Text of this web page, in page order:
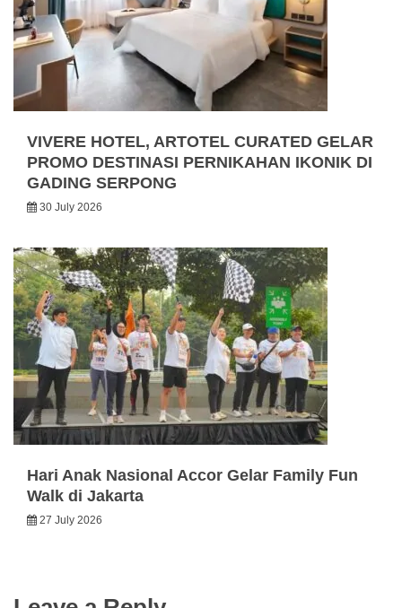
VIVERE HOTEL, ARTOTEL CURATED GELAR
PROMO DESTINASI PERNIKAHAN IKONIK DI
GADING SERPONG
30 July 2026
Hari Anak Nasional Accor Gelar Family Fun
Walk di Jakarta
27 July 2026